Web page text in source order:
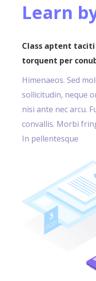
Learn
Class aptent
torquent per
Himenaeos. Sed
sollicitudin, neque
nisi ante nec arcu.
convallis. Morbi
In pellentesque